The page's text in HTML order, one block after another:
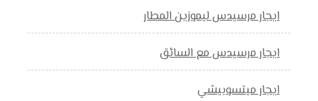
ايجار مرسيدس ليموزين المطار
ايجار مرسيدس مع السائق
ايجار ميتسوبيشي